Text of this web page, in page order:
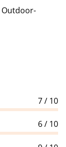
Outdoor-
7 / 10
6 / 10